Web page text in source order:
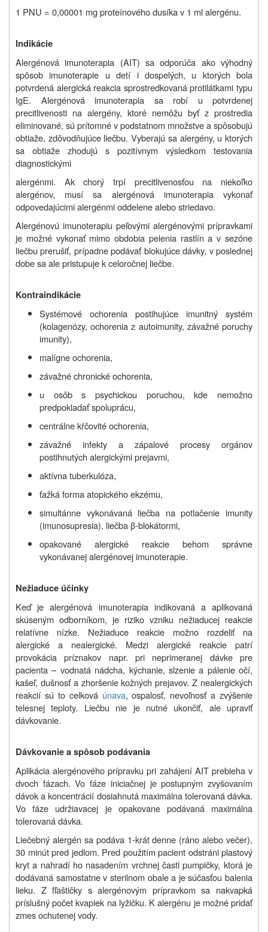
1 PNU = 0,00001 mg proteínového dusíka v 1 ml alergénu.
Indikácie
Alergénová imunoterapia (AIT) sa odporúča ako výhodný
spôsob imunoterapie u detí i dospelých, u ktorých bola
potvrdená alergická reakcia sprostredkovaná protilátkami typu
IgE. Alergénová imunoterapia sa robí u potvrdenej
precitlivenosti na alergény, ktoré nemôžu byť z prostredia
eliminované, sú prítomné v podstatnom množstve a spôsobujú
obtiaže, zdôvodňujúce liečbu. Vyberajú sa alergény, u ktorých
sa obtiaže zhodujú s pozitívnym výsledkom testovania
diagnostickými
alergénmi. Ak chorý trpí precitlivenosťou na niekoľko
alergénov, musí sa alergénová imunoterapia vykonať
odpovedajúcimi alergénmi oddelene alebo striedavo.
Alergénovú imunoterapiu peľovými alergénovými prípravkami
je možné vykonať mimo obdobia pelenia rastlín a v sezóne
liečbu prerušiť, prípadne podávať blokujúce dávky, v poslednej
dobe sa ale pristupuje k celoročnej liečbe.
Kontraindikácie
Systémové ochorenia postihujúce imunitný systém
(kolagenózy, ochorenia z autoimunity, závažné poruchy
imunity),
malígne ochorenia,
závažné chronické ochorenia,
u osôb s psychickou poruchou, kde nemožno
predpokladať spoluprácu,
centrálne kŕčovité ochorenia,
závažné infekty a zápalové procesy orgánov
postihnutých alergickými prejavmi,
aktívna tuberkulóza,
ťažká forma atopického ekzému,
simultánne vykonávaná liečba na potlačenie imunity
(imunosupresia), liečba β‑blokátormi,
opakované alergické reakcie behom správne
vykonávanej alergénovej imunoterapie.
Nežiaduce účinky
Keď je alergénová imunoterapia indikovaná a aplikovaná
skúseným odborníkom, je riziko vzniku nežiaducej reakcie
relatívne nízke. Nežiaduce reakcie možno rozdeliť na
alergické a nealergické. Medzi alergické reakcie patrí
provokácia príznakov napr. pri neprimeranej dávke pre
pacienta – vodnatá nádcha, kýchanie, slzenie a pálenie očí,
kašeľ, dušnosť a zhoršenie kožných prejavov. Z nealergických
reakcií sú to celková únava, ospalosť, nevoľnosť a zvýšenie
telesnej teploty. Liečbu nie je nutné ukončiť, ale upraviť
dávkovanie.
Dávkovanie a spôsob podávania
Aplikácia alergénového prípravku pri zahájení AIT prebieha v
dvoch fázach. Vo fáze iniciačnej je postupným zvyšovaním
dávok a koncentrácií dosiahnutá maximálna tolerovaná dávka.
Vo fáze udržiavacej je opakovane podávaná maximálna
tolerovaná dávka.
Liečebný alergén sa podáva 1-krát denne (ráno alebo večer),
30 minút pred jedlom. Pred použitím pacient odstráni plastový
kryt a nahradí ho nasadením vrchnej časti pumpičky, ktorá je
dodávaná samostatne v sterilnom obale a je súčasťou balenia
lieku. Z fľaštičky s alergénovým prípravkom sa nakvapká
príslušný počet kvapiek na lyžičku. K alergénu je možné pridať
zmes ochutenej vody.